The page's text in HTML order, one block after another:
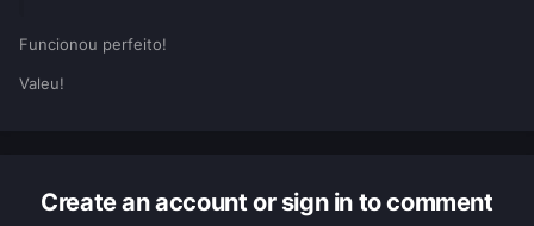
force*fDamageMultiplier
getElementData
source "alarm" )
then
Funcionou perfeito!
Valeu!
Create an account or sign in to comment